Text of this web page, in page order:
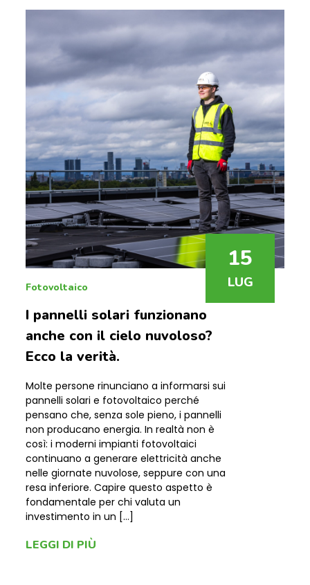
15
LUG
Fotovoltaico
I pannelli solari funzionano
anche con il cielo nuvoloso?
Ecco la verità.
Molte persone rinunciano a informarsi sui
pannelli solari e fotovoltaico perché
pensano che, senza sole pieno, i pannelli
non producano energia. In realtà non è
così: i moderni impianti fotovoltaici
continuano a generare elettricità anche
nelle giornate nuvolose, seppure con una
resa inferiore. Capire questo aspetto è
fondamentale per chi valuta un
investimento in un […]
LEGGI DI PIÙ